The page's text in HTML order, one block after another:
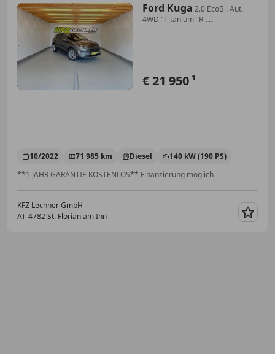
Ford Kuga 2.0 EcoBl. Aut.
4WD "Titanium" R-
€ 21 950 1
10/2022 71 985 km Diesel
140 kW (190 PS)
**1 JAHR GARANTIE KOSTENLOS** Finanzierung möglich
KFZ Lechner GmbH
AT-4782 St. Florian am Inn